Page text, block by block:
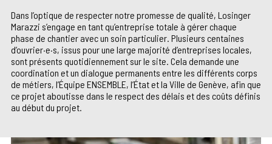
Dans l’optique de respecter notre promesse de qualité, Losinger
Marazzi s’engage en tant qu’entreprise totale à gérer chaque
phase de chantier avec un soin particulier. Plusieurs centaines
d’ouvrier·e·s, issus pour une large majorité d’entreprises locales,
sont présents quotidiennement sur le site. Cela demande une
coordination et un dialogue permanents entre les différents corps
de métiers, l’Équipe ENSEMBLE, l’État et la Ville de Genève, afin que
ce projet aboutisse dans le respect des délais et des coûts définis
au début du projet.